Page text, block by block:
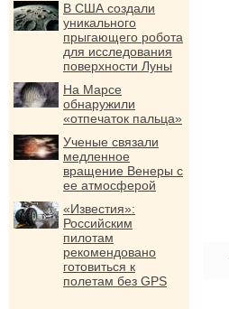
В США создали
уникального
прыгающего робота
для исследования
поверхности Луны
На Марсе
обнаружили
«отпечаток пальца»
Ученые связали
медленное
вращение Венеры с
ее атмосферой
«Известия»:
Российским
пилотам
рекомендовано
готовиться к
полетам без GPS